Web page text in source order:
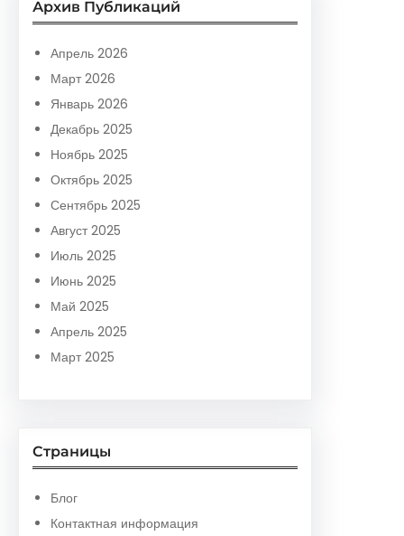
c
h
Архив Публикаций
Апрель 2026
Март 2026
Январь 2026
Декабрь 2025
Ноябрь 2025
Октябрь 2025
Сентябрь 2025
Август 2025
Июль 2025
Июнь 2025
Май 2025
Апрель 2025
Март 2025
Страницы
Блог
Контактная информация